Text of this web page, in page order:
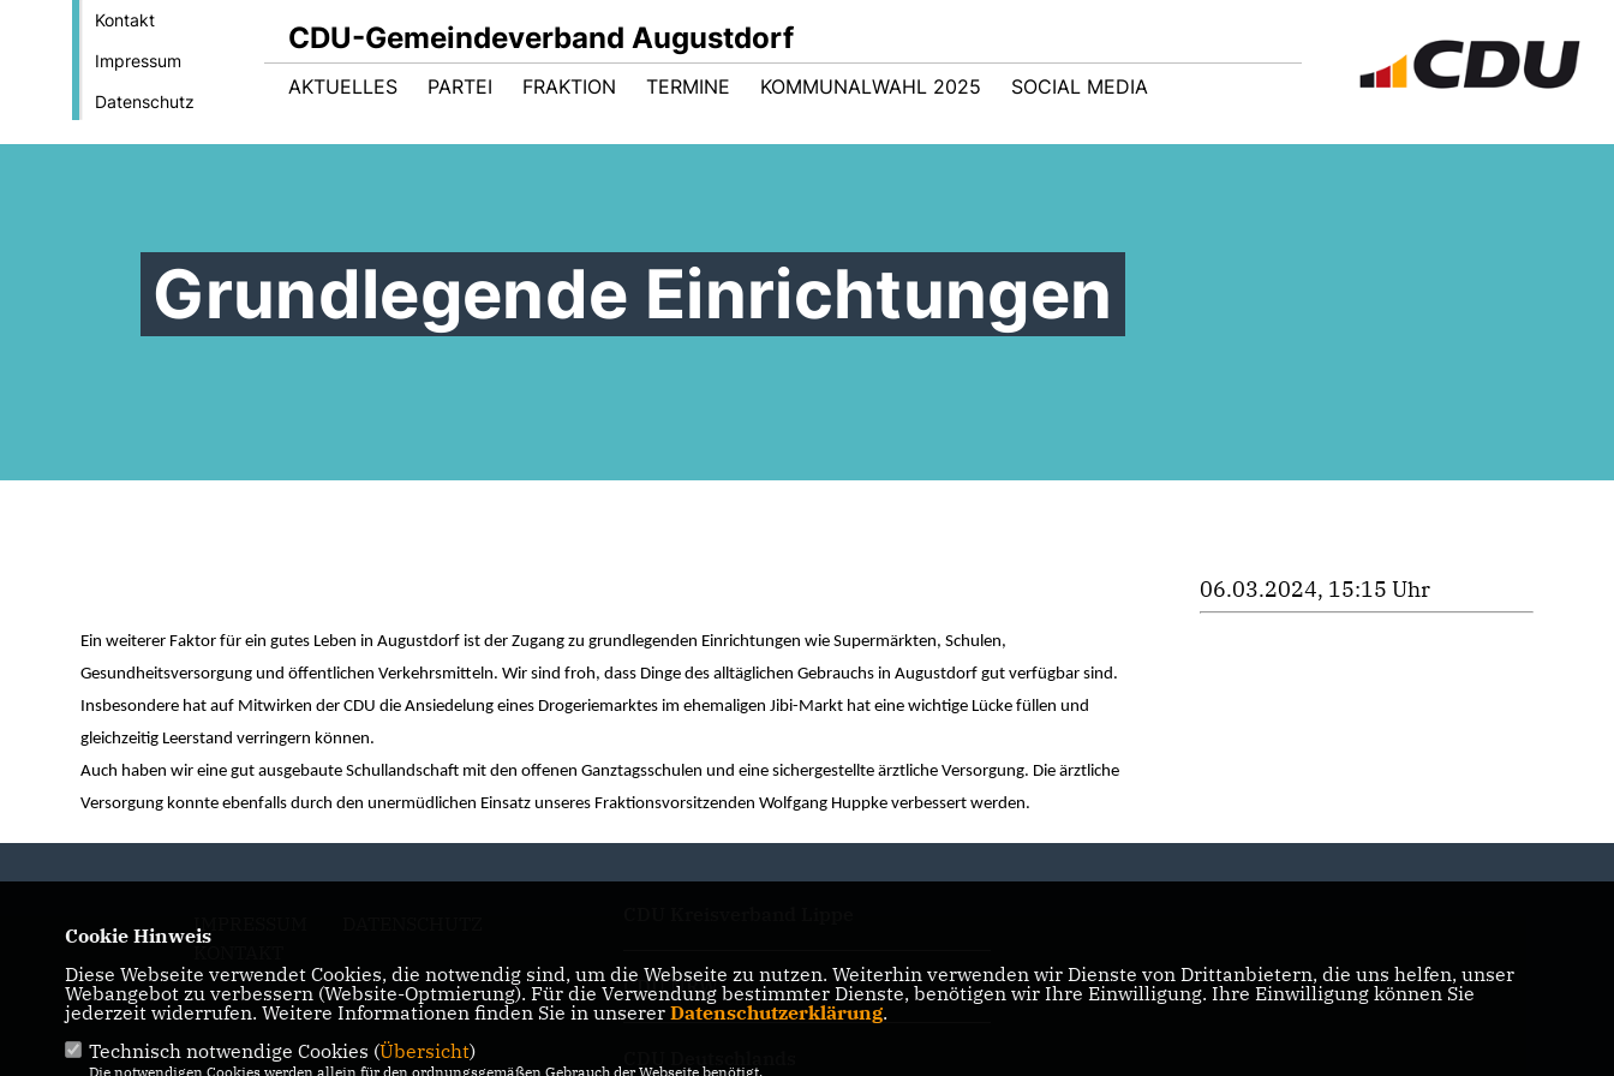
Kontakt
Impressum
Datenschutz
CDU-Gemeindeverband Augustdorf
AKTUELLES PARTEI FRAKTION TERMINE KOMMUNALWAHL 2025 SOCIAL MEDIA
Grundlegende Einrichtungen
Ein weiterer Faktor für ein gutes Leben in Augustdorf ist der Zugang zu grundlegenden Einrichtungen wie Supermärkten, Schulen,
Gesundheitsversorgung und öffentlichen Verkehrsmitteln. Wir sind froh, dass Dinge des alltäglichen Gebrauchs in Augustdorf gut verfügbar sind.
Insbesondere hat auf Mitwirken der CDU die Ansiedelung eines Drogeriemarktes im ehemaligen Jibi-Markt hat eine wichtige Lücke füllen und
gleichzeitig Leerstand verringern können.
Auch haben wir eine gut ausgebaute Schullandschaft mit den offenen Ganztagsschulen und eine sichergestellte ärztliche Versorgung. Die ärztliche
Versorgung konnte ebenfalls durch den unermüdlichen Einsatz unseres Fraktionsvorsitzenden Wolfgang Huppke verbessert werden.
06.03.2024, 15:15 Uhr
IMPRESSUM
CDU NRW
Cookie Hinweis
Diese Webseite verwendet Cookies, die notwendig sind, um die Webseite zu nutzen. Weiterhin verwenden wir Dienste von Drittanbietern, die uns helfen, unser
Webangebot zu verbessern (Website-Optmierung). Für die Verwendung bestimmter Dienste, benötigen wir Ihre Einwilligung. Ihre Einwilligung können Sie
jederzeit widerrufen. Weitere Informationen finden Sie in unserer Datenschutzerklärung.
Technisch notwendige Cookies (Übersicht)
Die notwendigen Cookies werden allein für den ordnungsgemäßen Gebrauch der Webseite benötigt.